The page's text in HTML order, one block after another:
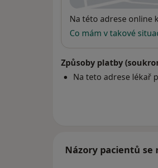
Dostupnost
Na této adrese online
Co mám v takové
Způsoby platby
Na teto adrese lékař
Názory pacientů se